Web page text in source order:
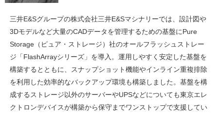
三井E&Sグループの株式会社三井E&Sマシナリーでは、設計図や
3Dモデルなど大量のCADデータを管理するための基盤にPure
Storage（ピュア・ストレージ）社のオールフラッシュストレー
ジ「FlashArrayシリーズ」を導入。運用しやすく安定した基盤を
構築するとともに、スナップショット機能やインライン重複排除
を利用した効率的なバックアップ環境も構築しました。基盤を構
成するストレージ以外のサーバーやUPSなどについても東京エレ
クトロンデバイスが構築から保守までワンストップで支援してい